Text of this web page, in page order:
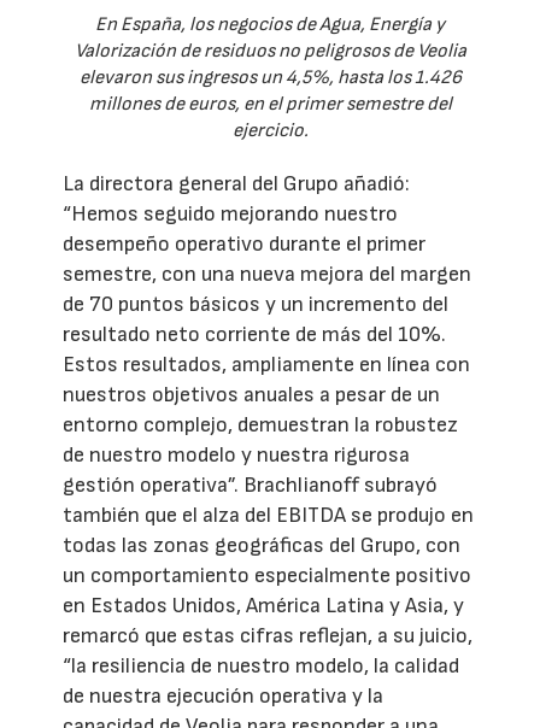
En España, los negocios de Agua, Energía y
Valorización de residuos no peligrosos de Veolia
elevaron sus ingresos un 4,5%, hasta los 1.426
millones de euros, en el primer semestre del
ejercicio.
La directora general del Grupo añadió:
“Hemos seguido mejorando nuestro
desempeño operativo durante el primer
semestre, con una nueva mejora del margen
de 70 puntos básicos y un incremento del
resultado neto corriente de más del 10%.
Estos resultados, ampliamente en línea con
nuestros objetivos anuales a pesar de un
entorno complejo, demuestran la robustez
de nuestro modelo y nuestra rigurosa
gestión operativa”. Brachlianoff subrayó
también que el alza del EBITDA se produjo en
todas las zonas geográficas del Grupo, con
un comportamiento especialmente positivo
en Estados Unidos, América Latina y Asia, y
remarcó que estas cifras reflejan, a su juicio,
“la resiliencia de nuestro modelo, la calidad
de nuestra ejecución operativa y la